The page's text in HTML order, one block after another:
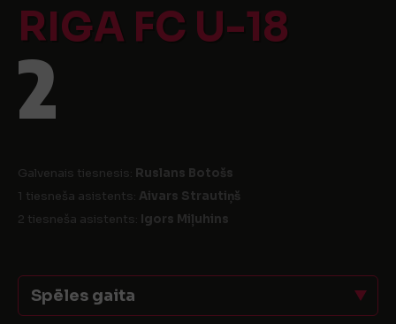
RIGA FC U-18
2
Galvenais tiesnesis: Ruslans Botošs
1 tiesneša asistents: Aivars Strautiņš
2 tiesneša asistents: Igors Miļuhins
Spēles gaita